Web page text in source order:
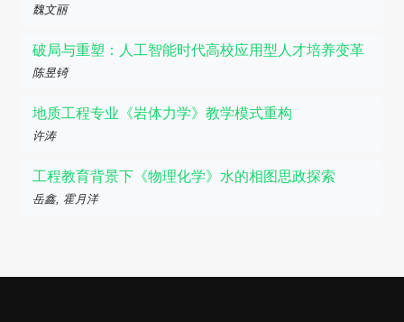
魏文丽
破局与重塑：人工智能时代高校应用型人才培养变革
陈昱锜
地质工程专业《岩体力学》教学模式重构
许涛
工程教育背景下《物理化学》水的相图思政探索
岳鑫, 霍月洋